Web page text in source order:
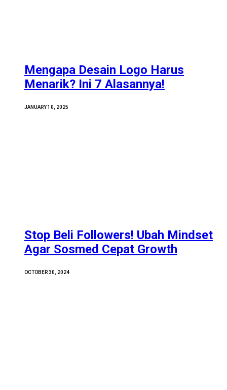
Mengapa Desain Logo Harus
Menarik? Ini 7 Alasannya!
JANUARY 10, 2025
Stop Beli Followers! Ubah Mindset
Agar Sosmed Cepat Growth
OCTOBER 30, 2024